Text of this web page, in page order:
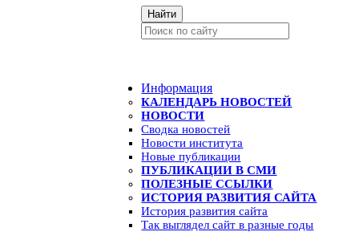
Найти
Информация
КАЛЕНДАРЬ НОВОСТЕЙ
НОВОСТИ
Сводка новостей
Новости института
Новые публикации
ПУБЛИКАЦИИ В СМИ
ПОЛЕЗНЫЕ ССЫЛКИ
ИСТОРИЯ РАЗВИТИЯ САЙТА
История развития сайта
Так выглядел сайт в разные годы